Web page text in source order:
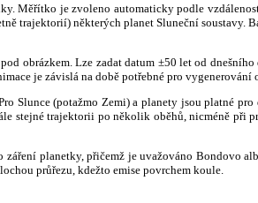
Měřítko je zvoleno automaticky podle
trajektorií) některých planet Sluneční soustavy.
obrázkem. Lze zadat datum ±50 let od
je závislá na době potřebné pro vygenerování
Slunce (potažmo Zemi) a planety jsou platné
stejné trajektorii po několik oběhů, nicméně
planetky, přičemž je uvažováno Bondovo
průřezu, kdežto emise povrchem koule.